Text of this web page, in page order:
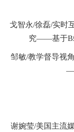
戈智永/徐磊/实时
究——基于B
邹敏/教学督导视
谢婉莹/美国主流